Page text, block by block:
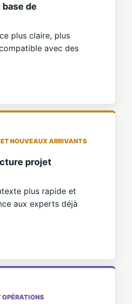
de
plus claire, plus
avec des
NOUVEAUX ARRIVANTS
projet
plus rapide et
aux experts déjà
OPÉRATIONS